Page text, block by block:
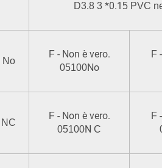
D3.8 3 *0.1 5 PVC
No
F - Non è vero.
05100No
F
NC
F - Non è vero.
05100N C
F